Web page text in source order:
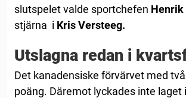
slutspelet valde sportchefen Henrik
stjärna i Kris Versteeg.
Utslagna redan i
Det kanadensiske förvärvet med
poäng. Däremot lyckades inte